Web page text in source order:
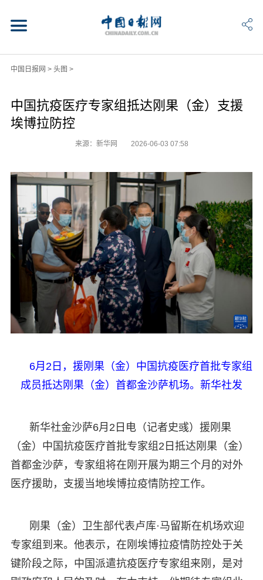
中国日报网 > 头图 >
中国抗疫医疗专家组抵达刚果（金）支援
埃博拉防控
来源：新华网 2026-06-03 07:58
6月2日，援刚果（金）中国抗疫医疗首批专家组
成员抵达刚果（金）首都金沙萨机场。新华社发
新华社金沙萨6月2日电（记者史彧）援刚果
（金）中国抗疫医疗首批专家组2日抵达刚果（金）
首都金沙萨，专家组将在刚开展为期三个月的对外
医疗援助，支援当地埃博拉疫情防控工作。
刚果（金）卫生部代表卢库·马留斯在机场欢迎
专家组到来。他表示，在刚埃博拉疫情防控处于关
键阶段之际，中国派遣抗疫医疗专家组来刚，是对